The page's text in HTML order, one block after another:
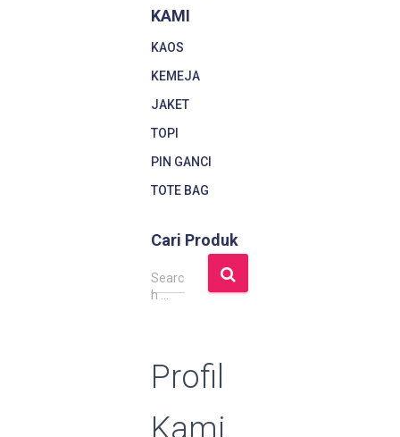
KAMI
KAOS
KEMEJA
JAKET
TOPI
PIN GANCI
TOTE BAG
Cari Produk
S
e
h
f
Searc
h …
Profil
Kami